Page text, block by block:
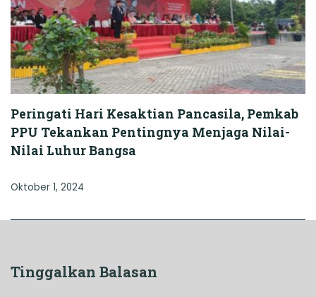
Peringati Hari Kesaktian Pancasila, Pemkab
PPU Tekankan Pentingnya Menjaga Nilai-
Nilai Luhur Bangsa
Oktober 1, 2024
Tinggalkan Balasan